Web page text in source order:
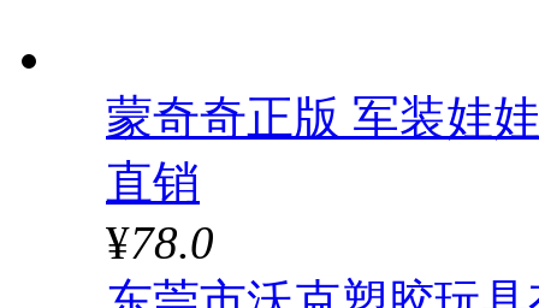
蒙奇奇正版 军装娃
直销
¥78.0